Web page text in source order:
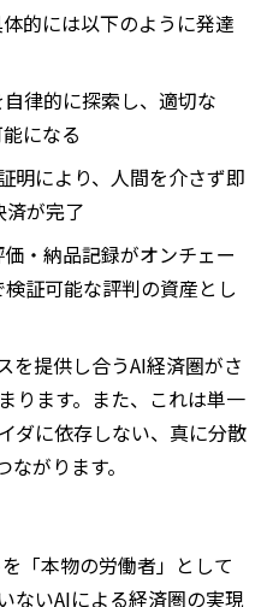
的には以下のように発達
律的に探索し、適切な
になる
明により、人間を介さず即
済が完了
・納品記録がオンチェー
証可能な評判の資産とし
を提供し合うAI経済圏がさ
ります。また、これは単一
ダに依存しない、真に分散
がります。
「本物の労働者」として
ないAIによる経済圏の実現